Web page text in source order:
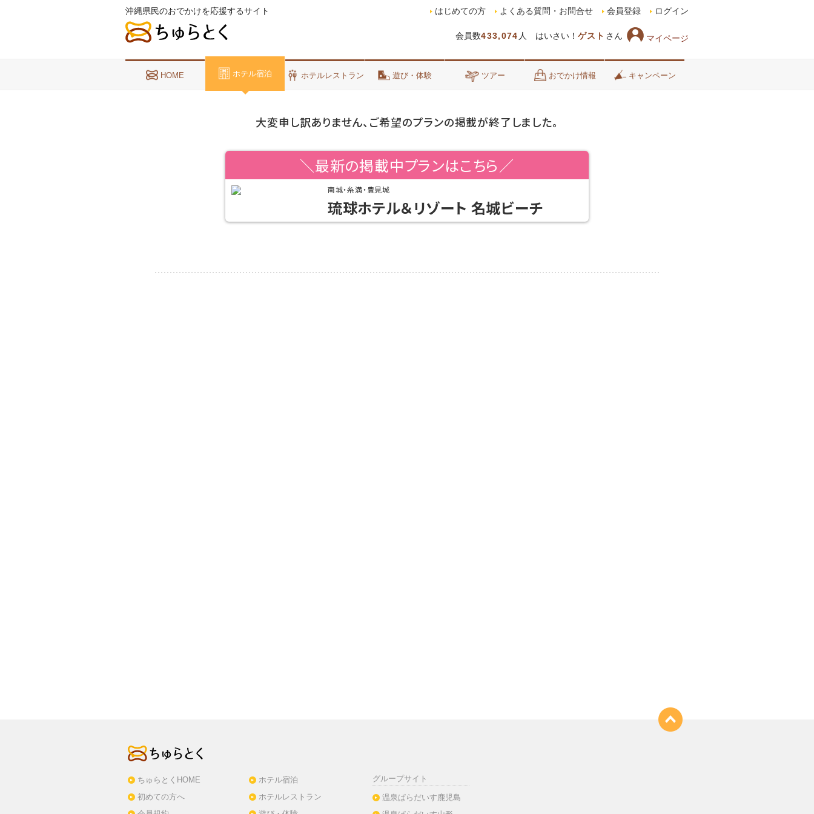
沖縄県民のおでかけを応援するサイト
会員数433,074 人 はいさい！ ゲスト さん マイページ
はじめての方 よくある質問・お問合せ 会員登録 ログイン
HOME ホテル宿泊 ホテルレストラン 遊び・体験 ツアー おでかけ情報 キャンペーン
大変申し訳ありません、ご希望のプランの掲載が終了しました。
＼最新の掲載中プランはこちら／
南城・糸満・豊見城
琉球ホテル＆リゾート 名城ビーチ
ちゅらとくHOME
初めての方へ
ホテル宿泊
ホテルレストラン
グループサイト
温泉ぱらだいす鹿児島